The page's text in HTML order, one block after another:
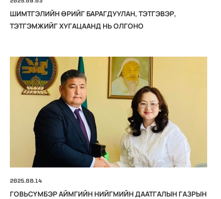
ШИМТГЭЛИЙН ӨРИЙГ БАРАГДУУЛАН, ТЭТГЭВЭР,
ТЭТГЭМЖИЙГ ХУГАЦААНД НЬ ОЛГОНО
2025.08.14
ГОВЬСҮМБЭР АЙМГИЙН НИЙГМИЙН ДААТГАЛЫН ГАЗРЫН